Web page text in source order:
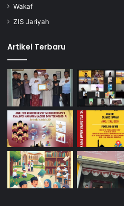
Wakaf
ZIS Jariyah
Artikel Terbaru